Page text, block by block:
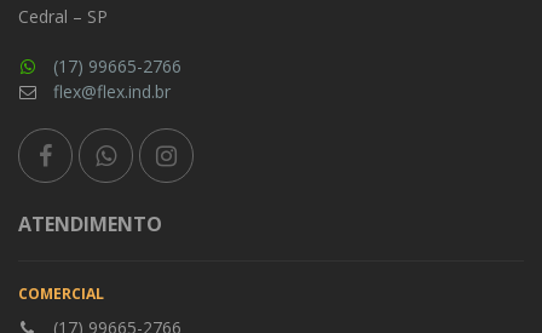
Cedral – SP
(17) 99665-2766
flex@flex.ind.br
ATENDIMENTO
COMERCIAL
(17) 99665-2766